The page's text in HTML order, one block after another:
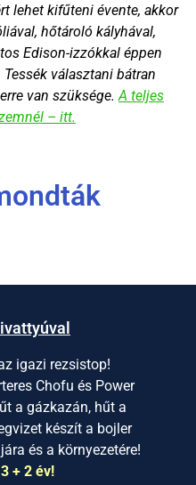
lehet kifűteni évente, akkor
hőtároló kályhával,
Edison-izzókkal éppen
választani bátran
van szüksége. A teljes
– itt.
igazi rezsistop!
Chofu és Power
a gázkazán, hűt a
készít a bojler
és a környezetére!
+ 2 év!